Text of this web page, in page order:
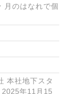
月のはなれで個
本社地下スタ
年11月15